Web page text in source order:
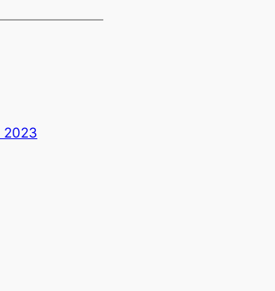
2023